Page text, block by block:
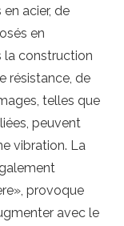
acier, de
en
la construction
résistance, de
telles que
peuvent
vibration. La
provoque
avec le